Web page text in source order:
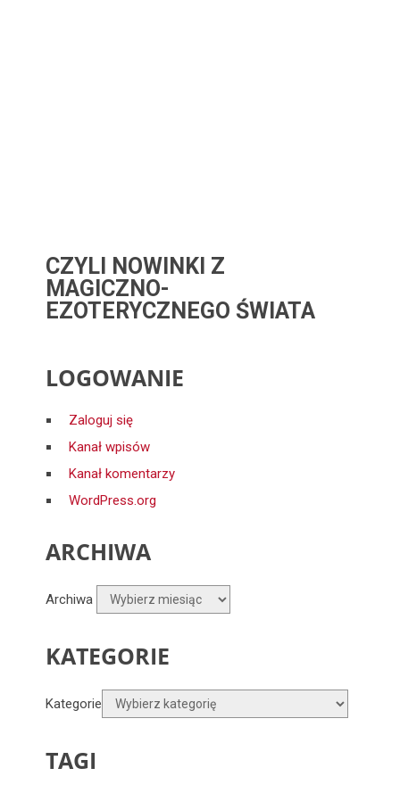
CZYLI NOWINKI Z
MAGICZNO-
EZOTERYCZNEGO ŚWIATA
LOGOWANIE
Zaloguj się
Kanał wpisów
Kanał komentarzy
WordPress.org
ARCHIWA
Archiwa
KATEGORIE
Kategorie
TAGI